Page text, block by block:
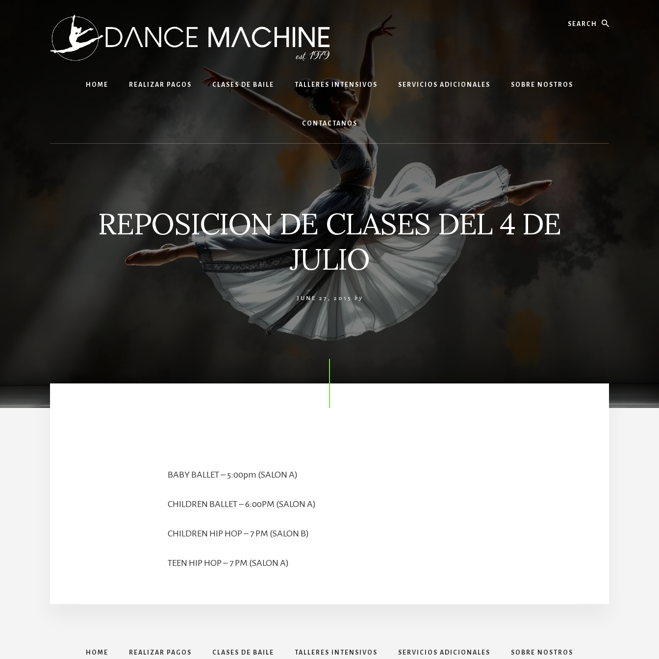
HOME REALIZAR PAGOS CLASES DE BAILE TALLERES INTENSIVOS SERVICIOS ADICIONALES SOBRE NOSTROS
CONTACTANOS
REPOSICION DE CLASES DEL 4 DE
JULIO
JUNE 27, 2015 by
BABY BALLET – 5:00pm (SALON A)
CHILDREN BALLET – 6:00PM (SALON A)
CHILDREN HIP HOP – 7 PM (SALON B)
TEEN HIP HOP – 7 PM (SALON A)
HOME REALIZAR PAGOS CLASES DE BAILE TALLERES INTENSIVOS SERVICIOS ADICIONALES SOBRE NOSTROS